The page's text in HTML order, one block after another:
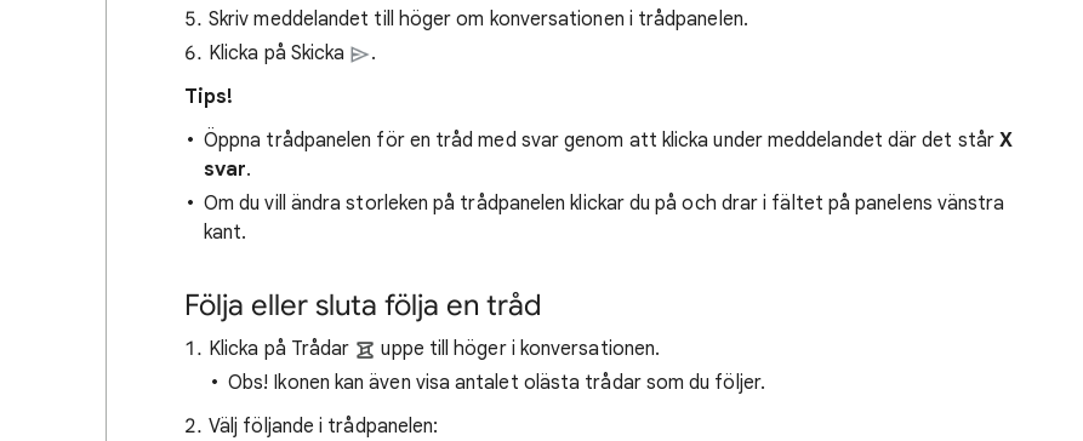
Skriv meddelandet till höger om konversationen i trådpanelen.
Klicka på Skicka
.
Tips!
Öppna trådpanelen för en tråd med svar genom att klicka under meddelandet där det står X
svar.
Om du vill ändra storleken på trådpanelen klickar du på och drar i fältet på panelens vänstra
kant.
Följa eller sluta följa en tråd
Klicka på Trådar
uppe till höger i konversationen.
Obs! Ikonen kan även visa antalet olästa trådar som du följer.
Välj följande i trådpanelen: